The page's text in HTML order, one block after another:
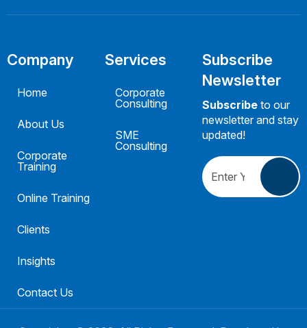
Company
Home
About Us
Corporate
Training
Online Training
Clients
Insights
Contact Us
Services
Corporate
Consulting
SME
Consulting
Subscribe
Newsletter
Subscribe to our
newsletter and stay
updated!